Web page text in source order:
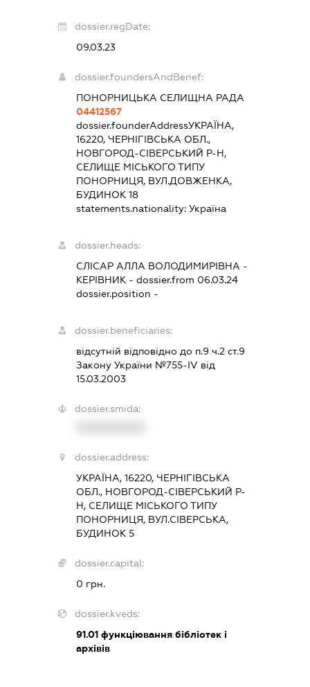
dossier.regDate:
09.03.23
dossier.foundersAndBenef:
ПОНОРНИЦЬКА СЕЛИЩНА РАДА
04412567
dossier.founderAddressУКРАЇНА,
16220, ЧЕРНІГІВСЬКА ОБЛ.,
НОВГОРОД-СІВЕРСЬКИЙ Р-Н,
СЕЛИЩЕ МІСЬКОГО ТИПУ
ПОНОРНИЦЯ, ВУЛ.ДОВЖЕНКА,
БУДИНОК 18
statements.nationality: Україна
dossier.heads:
СЛІСАР АЛЛА ВОЛОДИМИРІВНА -
КЕРІВНИК- dossier.from 06.03.24
dossier.position -
dossier.beneficiaries:
відсутній відповідно до п.9 ч.2 ст.9
Закону України №755-IV від
15.03.2003
dossier.smida:
dossier.address:
УКРАЇНА, 16220, ЧЕРНІГІВСЬКА
ОБЛ., НОВГОРОД-СІВЕРСЬКИЙ Р-
Н, СЕЛИЩЕ МІСЬКОГО ТИПУ
ПОНОРНИЦЯ, ВУЛ.СІВЕРСЬКА,
БУДИНОК 5
dossier.capital:
0 грн.
dossier.kveds:
91.01функціювання бібліотек і
архівів